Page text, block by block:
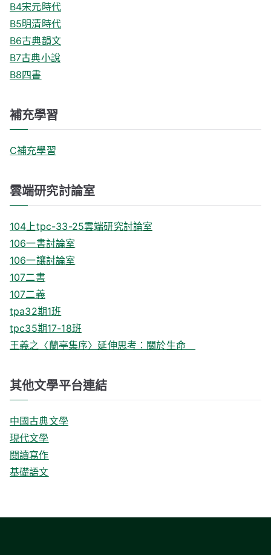
B4宋元時代
B5明清時代
B6古典韻文
B7古典小說
B8四書
補充學習
C補充學習
雲端研究討論室
104上tpc-33-25雲端研究討論室
106一書討論室
106一讓討論室
107二書
107二義
tpa32期1班
tpc35期17-18班
王義之〈蘭亭集序〉延伸思考：關於生命
其他文學平台連結
中國古典文學
現代文學
閱讀寫作
基礎語文